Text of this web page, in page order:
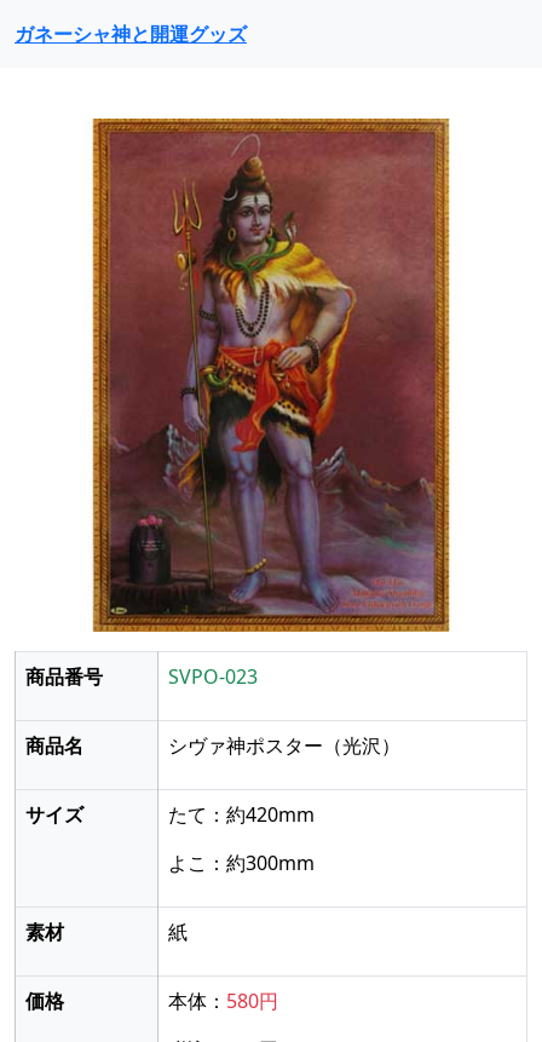
ガネーシャ神と開運グッズ
前に戻る
商品番号 SVPO-023
商品名 シヴァ神ポスター （光沢）
サイズ
たて：約420mm
よこ：約300mm
素材 紙
価格 本体： 580円